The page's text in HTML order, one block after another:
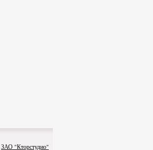
ЗАО "Кторстудио"